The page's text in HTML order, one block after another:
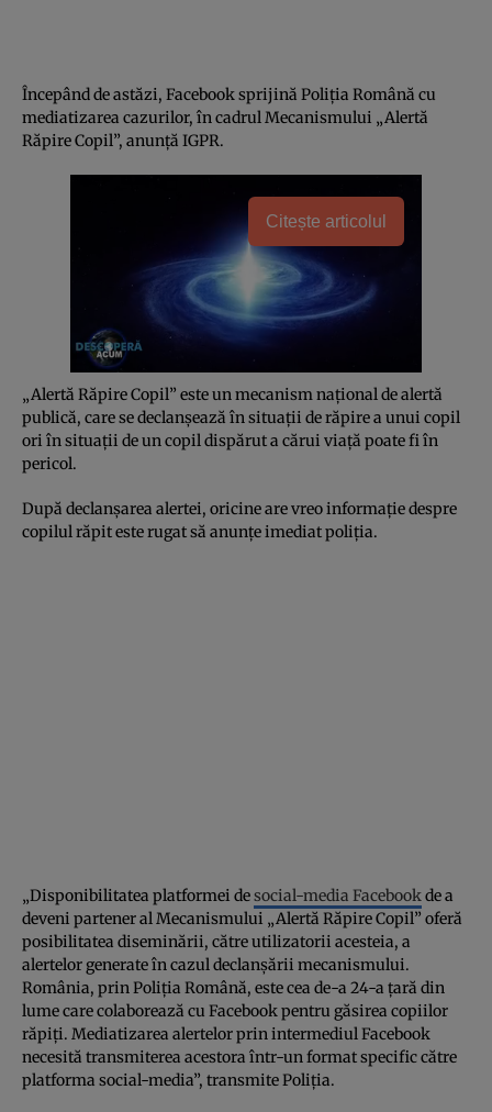
Începând de astăzi, Facebook sprijină Poliția Română cu
mediatizarea cazurilor, în cadrul Mecanismului „Alertă
Răpire Copil”, anunță IGPR.
Citește articolul
„Alertă Răpire Copil” este un mecanism național de alertă
publică, care se declanșează în situații de răpire a unui copil
ori în situații de un copil dispărut a cărui viață poate fi în
pericol.
După declanşarea alertei, oricine are vreo informaţie despre
copilul răpit este rugat să anunţe imediat poliţia.
„Disponibilitatea platformei desocial-media Facebookde a
deveni partener al Mecanismului „Alertă Răpire Copil” oferă
posibilitatea diseminării, către utilizatorii acesteia, a
alertelor generate în cazul declanșării mecanismului.
România, prin Poliția Română, este cea de-a 24-a țară din
lume care colaborează cu Facebook pentru găsirea copiilor
răpiți. Mediatizarea alertelor prin intermediul Facebook
necesită transmiterea acestora într-un format specific către
platforma social-media”, transmite Poliția.